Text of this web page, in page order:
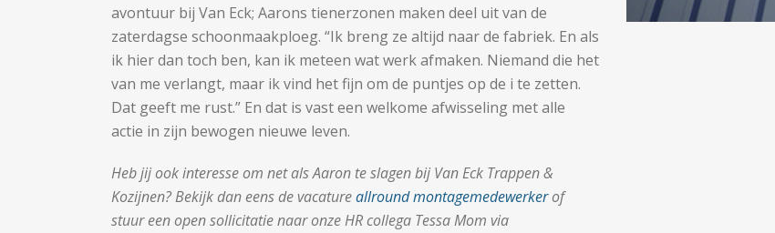
avontuur bij Van Eck; Aarons tienerzonen maken deel uit van de
zaterdagse schoonmaakploeg. “Ik breng ze altijd naar de fabriek. En als
ik hier dan toch ben, kan ik meteen wat werk afmaken. Niemand die het
van me verlangt, maar ik vind het fijn om de puntjes op de i te zetten.
Dat geeft me rust.” En dat is vast een welkome afwisseling met alle
actie in zijn bewogen nieuwe leven.
Heb jij ook interesse om net als Aaron te slagen bij Van Eck Trappen &
Kozijnen? Bekijk dan eens de vacatureallround montagemedewerkerof
stuur een open sollicitatie naar onze HR collega Tessa Mom via